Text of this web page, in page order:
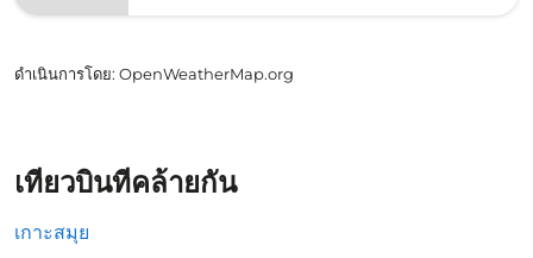
ดำเนินการโดย: OpenWeatherMap.org
เที่ยวบินที่คล้ายกัน
เกาะสมุย